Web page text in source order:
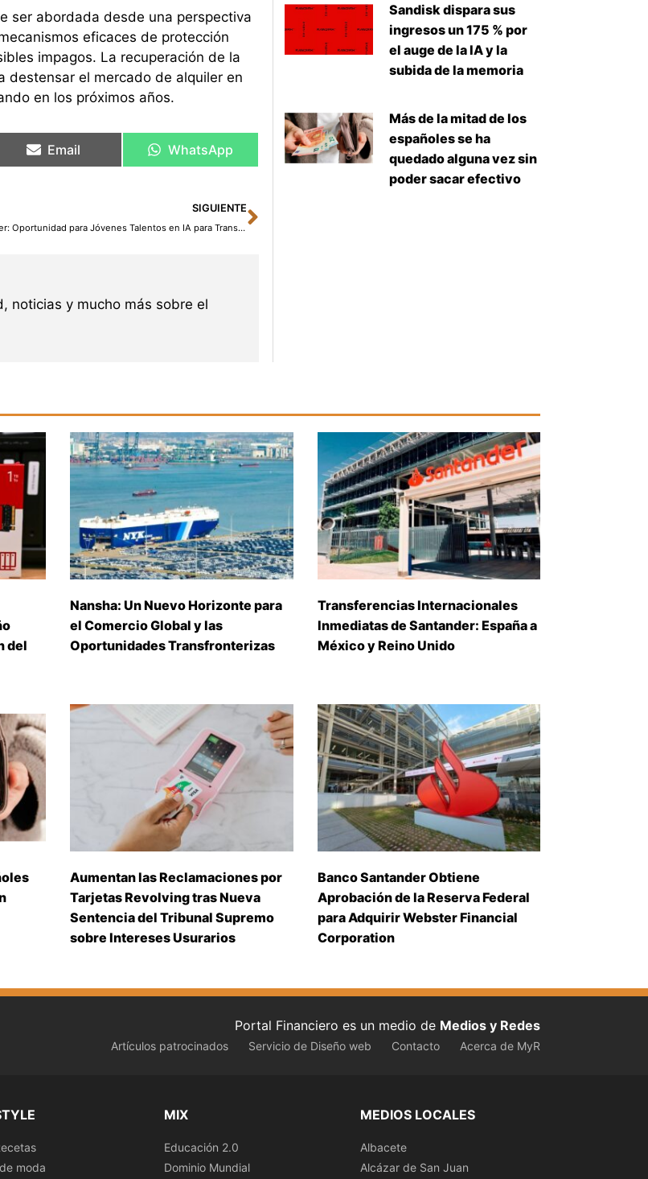
ser abordada desde una perspectiva
eficaces de protección
impagos. La recuperación de la
destensar el mercado de alquiler en
en los próximos años.
Email WhatsApp
SIGUIENTE
Getnet de Santander: Oportunidad para Jóvenes Talentos en IA para Transformar los Pagos
Siguiente
noticias y mucho más sobre el
Sandisk dispara sus
ingresos un 175 % por
el auge de la IA y la
subida de la memoria
Más de la mitad de los
españoles se ha
quedado alguna vez sin
poder sacar efectivo
del
Nansha: Un Nuevo Horizonte para
el Comercio Global y las
Oportunidades Transfronterizas
Transferencias Internacionales
Inmediatas de Santander: España a
México y Reino Unido
Aumentan las Reclamaciones por
Tarjetas Revolving tras Nueva
Sentencia del Tribunal Supremo
sobre Intereses Usurarios
Banco Santander Obtiene
Aprobación de la Reserva Federal
para Adquirir Webster Financial
Corporation
Portal Financiero es un medio de Medios y Redes
Artículos patrocinados Servicio de Diseño web Contacto Acerca de MyR
moda
MIX
Educación 2.0
Dominio Mundial
MEDIOS LOCALES
Albacete
Alcázar de San Juan